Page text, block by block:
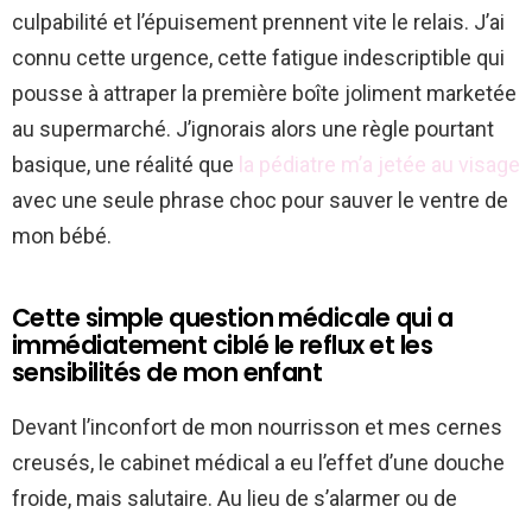
culpabilité et l’épuisement prennent vite le relais. J’ai
connu cette urgence, cette fatigue indescriptible qui
pousse à attraper la première boîte joliment marketée
au supermarché. J’ignorais alors une règle pourtant
basique, une réalité que la pédiatre m’a jetée au visage
avec une seule phrase choc pour sauver le ventre de
mon bébé.
Cette simple question médicale qui a
immédiatement ciblé le reflux et les
sensibilités de mon enfant
Devant l’inconfort de mon nourrisson et mes cernes
creusés, le cabinet médical a eu l’effet d’une douche
froide, mais salutaire. Au lieu de s’alarmer ou de